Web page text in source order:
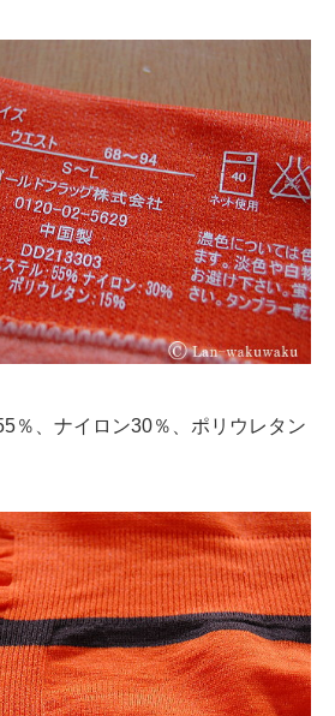
％、ナイロン30％、ポリウレタン